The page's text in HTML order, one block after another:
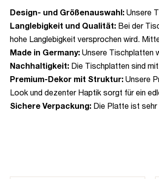
Design- und Größenauswahl: Unsere
Langlebigkeit und Qualität: Bei der
hohe Langlebigkeit versprochen wird.
Made in Germany: Unsere Tischplatten
Nachhaltigkeit: Die Tischplatten sind
Premium-Dekor mit Struktur: Unsere
Look und dezenter Haptik sorgt für ein
Sichere Verpackung: Die Platte ist sehr